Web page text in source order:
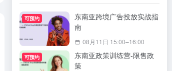
可预约
东南亚跨境广告投放实战指
南
08月11日 15:00–16:00
可预约
东南亚政策训练营-限售政
策